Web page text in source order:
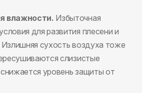
влажности. Избыточная
для развития плесени и
сухость воздуха тоже
слизистые
уровень защиты от